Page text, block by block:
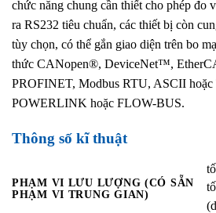
chức năng chung cần thiết cho phép đo
ra RS232 tiêu chuẩn, các thiết bị còn
tùy chọn, có thể gắn giao diện trên bo
thức CANopen®, DeviceNet™,
PROFINET, Modbus RTU, ASCII hoặc
POWERLINK hoặc FLOW-BUS.
Thông số kĩ thuật
PHẠM VI LƯU LƯỢNG (CÓ SẴN
PHẠM VI TRUNG GIAN)